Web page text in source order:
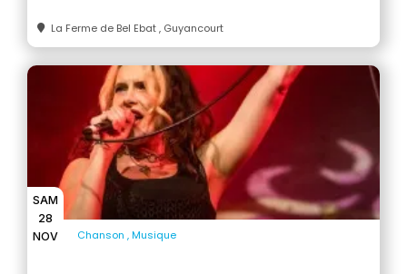
La Ferme de Bel Ebat , Guyancourt
SAM
28
NOV
Chanson Musique